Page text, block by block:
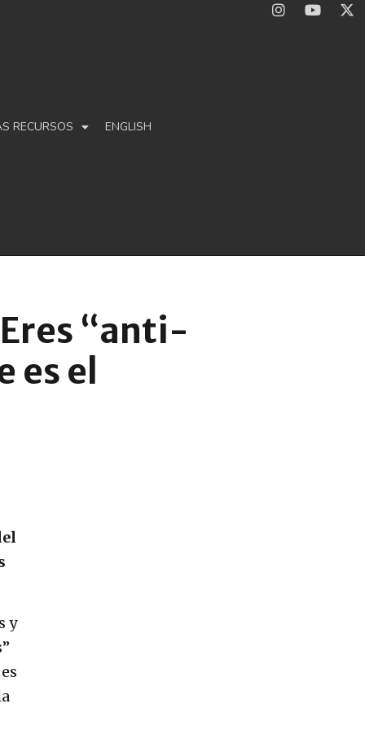
RECURSOS ENGLISH
Eres “anti-
el
y